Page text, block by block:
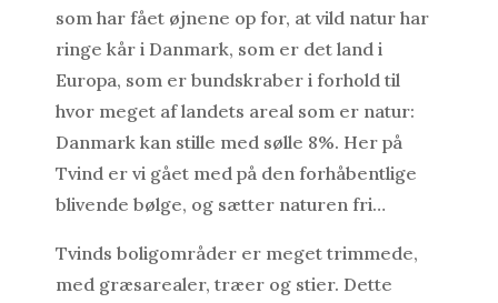
som har fået øjnene op for, at vild natur har
ringe kår i Danmark, som er det land i
Europa, som er bundskraber i forhold til
hvor meget af landets areal som er natur:
Danmark kan stille med sølle 8%. Her på
Tvind er vi gået med på den forhåbentlige
blivende bølge, og sætter naturen fri…
Tvinds boligområder er meget trimmede,
med græsarealer, træer og stier. Dette